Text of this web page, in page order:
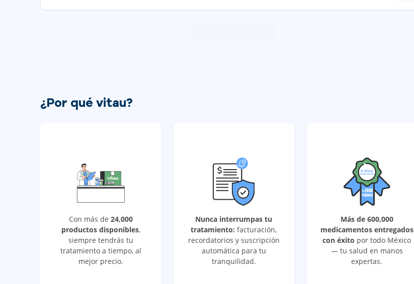
¿Por qué vitau?
Con más de 24,000
productos disponibles,
siempre tendrás tu
tratamiento a tiempo, al
mejor precio.
Nunca interrumpas tu
tratamiento: facturación,
recordatorios y suscripción
automática para tu
tranquilidad.
Más de 600,000
medicamentos entregados
con éxito por todo México
— tu salud en manos
expertas.